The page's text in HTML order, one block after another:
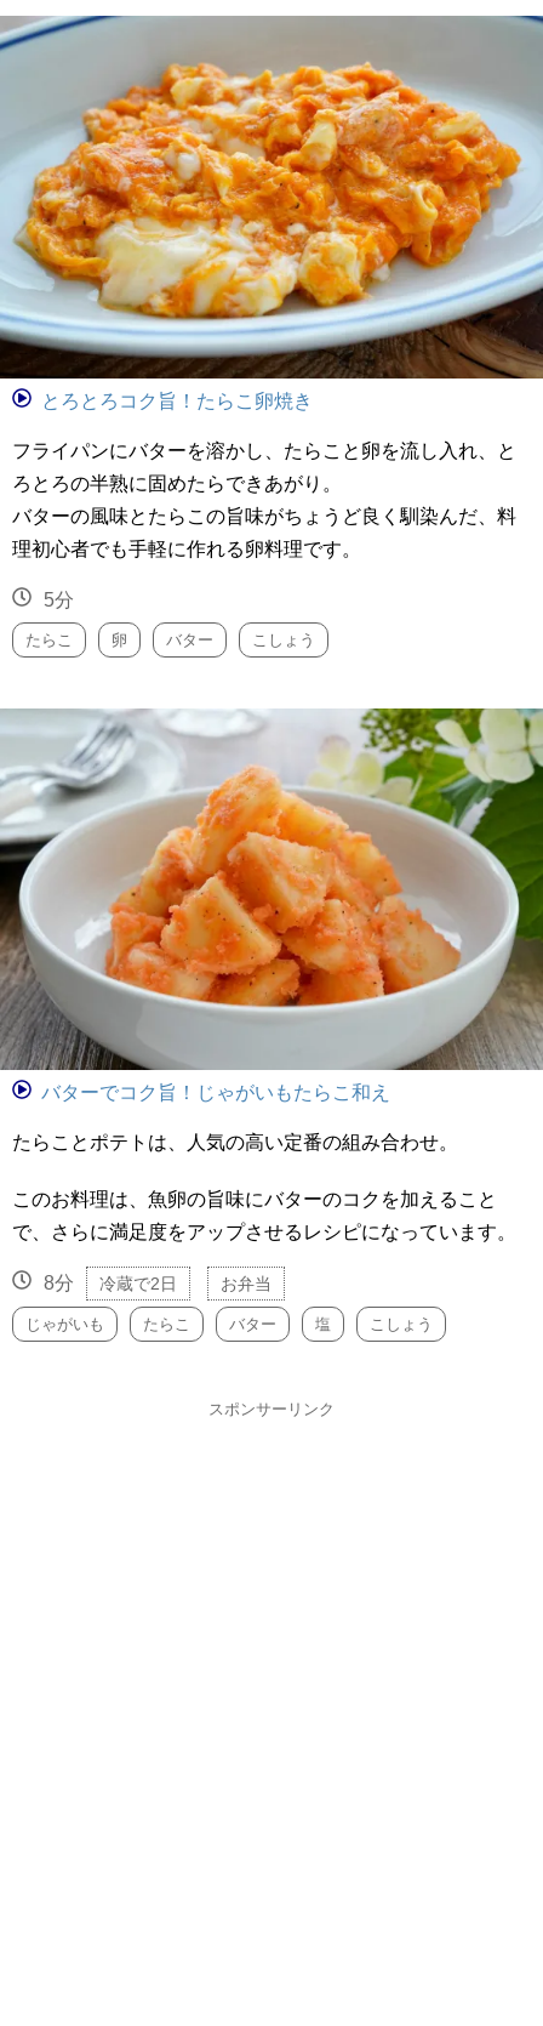
とろとろコク旨！たらこ卵焼き
フライパンにバターを溶かし、たらこと卵を流し入れ、と
ろとろの半熟に固めたらできあがり。
バターの風味とたらこの旨味がちょうど良く馴染んだ、料
理初心者でも手軽に作れる卵料理です。
5分
たらこ 卵 バター こしょう
バターでコク旨！じゃがいもたらこ和え
たらことポテトは、人気の高い定番の組み合わせ。
このお料理は、魚卵の旨味にバターのコクを加えること
で、さらに満足度をアップさせるレシピになっています。
8分 冷蔵で2日 お弁当
じゃがいも たらこ バター 塩 こしょう
スポンサーリンク